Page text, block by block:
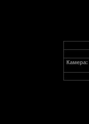
Камера: